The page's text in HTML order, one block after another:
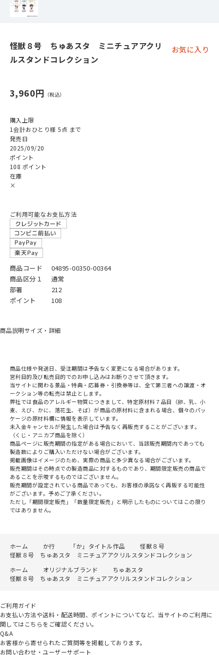
怪獣８号 ちゅあスタ ミニチュアアクリ
ルスタンドコレクション
お気に入り
3,960円
購入上限
1会計おひとり様 5点 まで
発売日
2025/09/20
ポイント
108 ポイント
在庫
×
ご利用可能なお支払方法
商品コード
04895-00350-00364
商品区分１
通常
部署
212
ポイント
108
商品説明サイズ・詳細
商品仕様や発送日、受注期間は予告なく変更になる場合があります。
営利目的及び転売目的でのお申し込みはお断りさせて頂きます。
当サイトに関わる景品・特典・応募券・引換券等は、全て第三者への譲渡・オ
ークション等の転売は禁止とします。
弊社では食品のアレルギー物質につきまして、特定原材料７品目（卵、乳、小
麦、えび、かに、落花生、そば）が商品の原材料に含まれる場合、個々のパッ
ケージの原材料欄に情報を表示しています。
未入金キャンセルが発生した場合は予告なく再販売することがございます。
（くじ・アニカプ商品を除く）
商品ページに販売期間の指定がある場合において、当該販売期間内であっても
製造数によりご購入いただけない場合がございます。
掲載画像はイメージのため、実際の商品と多少異なる場合がございます。
販売期間はその時点での製造商品に対するものであり、期間限定販売の商品で
あることを示唆するものではございません。
販売期間が設定されている商品であっても、お客様の承諾なく再販する可能性
がございます。予めご了承ください。
ただし「期間限定販売」「数量限定販売」と明示したものについてはこの限り
ではありません。
ホーム か行 「か」タイトル作品
怪獣８号
怪獣８号 ちゅあスタ ミニチュアアクリルスタンドコレクション
ホーム
オリジナルブランド
ちゅあスタ
怪獣８号 ちゅあスタ ミニチュアアクリルスタンドコレクション
ご利用ガイド
お支払い方法や送料・配送時間、ポイントについてなど、当サイトのご利用に
関してはこちらをご確認ください。
Q&A
お客様から寄せられたご質問等を掲載しております。
お問い合わせ・ユーザーサポート